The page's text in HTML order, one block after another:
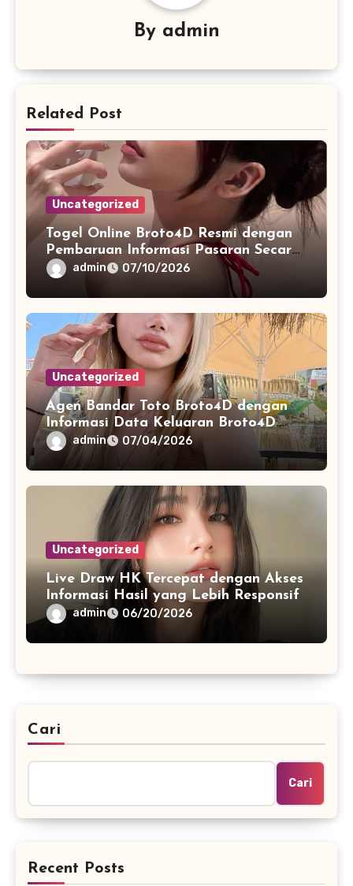
By admin
Related Post
Uncategorized
Togel Online Broto4D Resmi dengan
Pembaruan Informasi Pasaran Secara
Konsisten
admin 07/10/2026
Uncategorized
Agen Bandar Toto Broto4D dengan
Informasi Data Keluaran Broto4D
yang Konsisten Diperbarui
admin 07/04/2026
Uncategorized
Live Draw HK Tercepat dengan Akses
Informasi Hasil yang Lebih Responsif
admin 06/20/2026
Cari
Cari
Recent Posts